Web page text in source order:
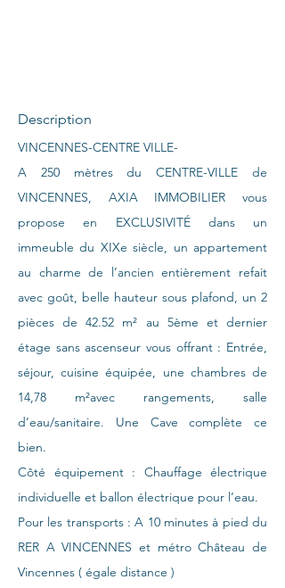
Description
VINCENNES-CENTRE VILLE-
A 250 mètres du CENTRE-VILLE de
VINCENNES, AXIA IMMOBILIER vous
propose en EXCLUSIVITÉ dans un
immeuble du XIXe siècle, un appartement
au charme de l’ancien entièrement refait
avec goût, belle hauteur sous plafond, un 2
pièces de 42.52 m² au 5ème et dernier
étage sans ascenseur vous offrant : Entrée,
séjour, cuisine équipée, une chambres de
14,78 m²avec rangements, salle
d’eau/sanitaire. Une Cave complète ce
bien.
Côté équipement : Chauffage électrique
individuelle et ballon électrique pour l’eau.
Pour les transports : A 10 minutes à pied du
RER A VINCENNES et métro Château de
Vincennes ( égale distance )